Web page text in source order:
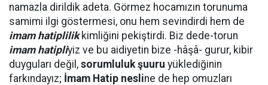
namazla dirildik adeta. Görmez hocamızın torunuma
samimi ilgi göstermesi, onu hem sevindirdi hem de
imam hatiplilikkimliğini pekiştirdi. Biz dede-torun
imam hatipliyiz ve bu aidiyetin bize -hâşâ- gurur, kibir
duyguları değil, sorumluluk şuuru yüklediğinin
farkındayız; İmam Hatip nesline de hep omuzları